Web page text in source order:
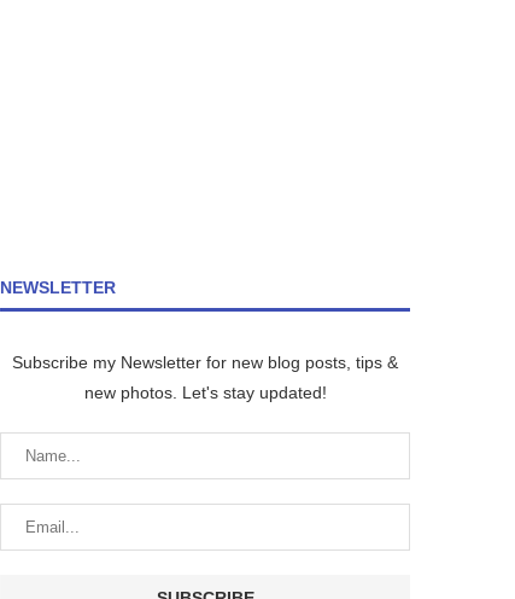
NEWSLETTER
Subscribe my Newsletter for new blog posts, tips &
new photos. Let's stay updated!